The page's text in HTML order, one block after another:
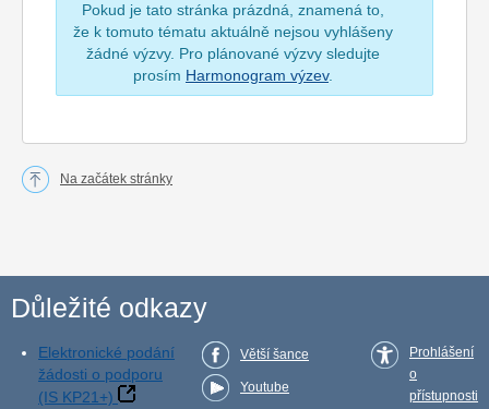
Pokud je tato stránka prázdná, znamená to,
že k tomuto tématu aktuálně nejsou vyhlášeny
žádné výzvy. Pro plánované výzvy sledujte
prosím Harmonogram výzev.
Na začátek stránky
Důležité odkazy
Elektronické podání
žádosti o podporu
(IS KP21+)
Větší šance
Youtube
Prohlášení
o
přístupnosti